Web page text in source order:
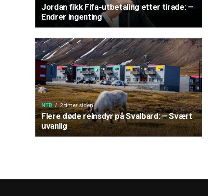
Jordan fikk Fifa-utbetaling etter tirade: –
Endrer ingenting
NTB 2 timer siden
Flere døde reinsdyr på Svalbard: – Svært
uvanlig